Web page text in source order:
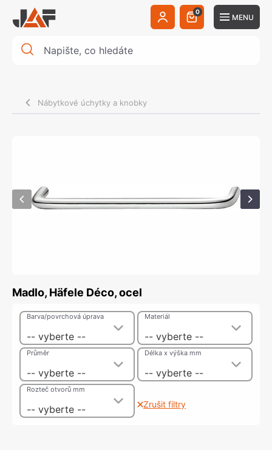
0
MENU
Nábytkové úchytky a knobky
Madlo, Häfele Déco, ocel
-- vyberte --
Barva/povrchová úprava
-- vyberte --
Materiál
-- vyberte --
Průměr
-- vyberte --
Délka x výška mm
-- vyberte --
Rozteč otvorů mm
Zrušit filtry